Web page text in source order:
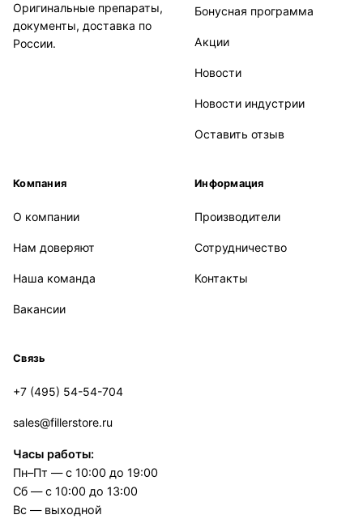
Оригинальные препараты,
документы, доставка по
России.
Бонусная программа
Акции
Новости
Новости индустрии
Оставить отзыв
Компания
О компании
Нам доверяют
Наша команда
Вакансии
Информация
Производители
Сотрудничество
Контакты
Связь
+7 (495) 54-54-704
sales@fillerstore.ru
Часы работы:
Пн–Пт — с 10:00 до 19:00
Сб — с 10:00 до 13:00
Вс — выходной